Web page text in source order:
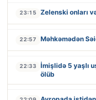
23:15 Zelenski onları
22:57 Məhkəmədən
22:33
İmişlidə 5 yaşlı
ölüb